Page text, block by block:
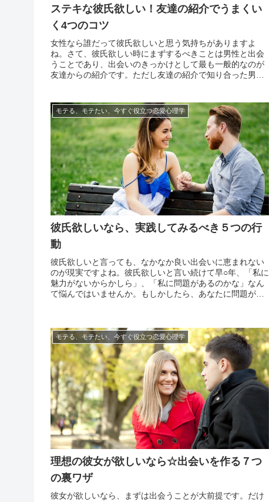
ステキな彼氏欲しい！友達の紹介でうまくい
く4つのコツ
女性なら誰だって彼氏欲しいと思う気持ちがありますよ
ね。さて、彼氏欲しい時にまずするべきことは男性と出会
うことであり、出会いのきっかけとして最も一般的なのが
友達からの紹介です。ただし友達の紹介で知り合った男性
訣です。基...
モテる、モテたい、今すぐ役立つ恋愛心理学
彼氏欲しいなら、実践してみるべき５つの行
動
彼氏欲しいと言っても、なかなか良い出会いに恵まれない
のが現実ですよね。彼氏欲しいと言い続けて早○年、「私に
魅力がないからかしら」、「私に問題があるのかな」なん
て悩んではいませんか。もしかしたら、あなたに問題があ
かなか...
モテる、モテたい、今すぐ役立つ恋愛心理学
理想の彼女が欲しいなら☆出会いを作る７つ
の裏ワザ
彼女が欲しいなら、まずは出会うことが大前提です。だけ